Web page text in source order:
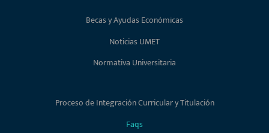
Becas y Ayudas Económicas
Noticias UMET
Normativa Universitaria
Proceso de Integración Curricular y Titulación
Faqs